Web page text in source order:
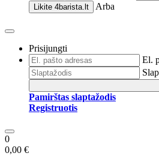
Likite 4barista.lt Arba
Prisijungti
El.
Pamirštas slaptažodis
Registruotis
0
0,00 €